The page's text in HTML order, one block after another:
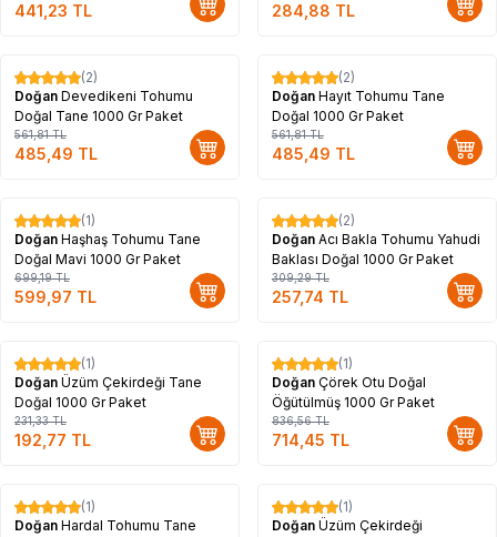
441,23 TL 284,88 TL
%14
(2)
Doğan Devedikeni Tohumu
Doğal Tane 1000 Gr Paket
561,81TL
485,49 TL
%14
(2)
Doğan Hayıt Tohumu Tane
Doğal 1000 Gr Paket
561,81TL
485,49 TL
%14
(1)
Doğan Haşhaş Tohumu Tane
Doğal Mavi 1000 Gr Paket
699,19TL
599,97 TL
%17
(2)
Doğan Acı Bakla Tohumu Yahudi
Baklası Doğal 1000 Gr Paket
309,29TL
257,74 TL
%17
(1)
Doğan Üzüm Çekirdeği Tane
Doğal 1000 Gr Paket
231,33TL
192,77 TL
%15
(1)
Doğan Çörek Otu Doğal
Öğütülmüş 1000 Gr Paket
836,56TL
714,45 TL
%17
(1)
Doğan Hardal Tohumu Tane
%17
(1)
Doğan Üzüm Çekirdeği